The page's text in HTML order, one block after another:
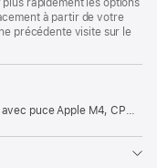
rapidement les options
à partir de votre
précédente visite sur le
10 cœurs, GPU 10 cœurs - Noir sidéral